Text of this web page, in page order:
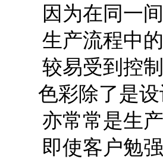
因为在同一间
生产流程中的
较易受到控制
色彩除了是设
亦常常是生产
即使客户勉强